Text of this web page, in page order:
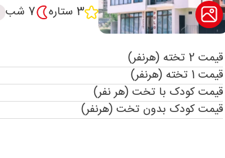
3 ستاره
7 شب
قیمت 2 تخته (هرنفر)
قیمت 1 تخته (هرنفر)
قیمت کودک با تخت (هر نفر)
قیمت کودک بدون تخت (هرنفر)